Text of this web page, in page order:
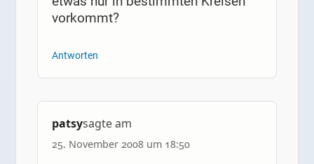
vorkommt?
Antworten
patsysagte am
25. November 2008 um 18:50